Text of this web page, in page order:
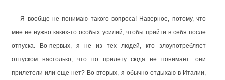
— Я вообще не понимаю такого вопроса! Наверное, потому, что
мне не нужно каких-то особых усилий, чтобы прийти в себя после
отпуска. Во-первых, я не из тех людей, кто злоупотребляет
отпуском настолько, что по прилету сюда не понимает: они
прилетели или еще нет? Во-вторых, я обычно отдыхаю в Италии,